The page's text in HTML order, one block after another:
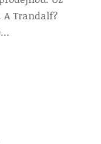
Trandalf?